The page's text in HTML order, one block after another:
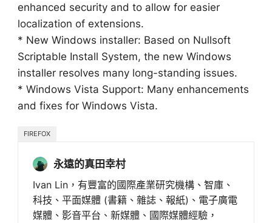
enhanced security and to allow for easier
localization of extensions.
* New Windows installer: Based on Nullsoft
Scriptable Install System, the new Windows
installer resolves many long-standing issues.
* Windows Vista Support: Many enhancements
and fixes for Windows Vista.
FIREFOX
永遠的真田幸村
Ivan Lin，有豐富的國際產業研究機構、智庫、
科技、平面媒體 (書籍、雜誌、報紙)、電子廣電
媒體、影音平台、新媒體、國際媒體經驗，